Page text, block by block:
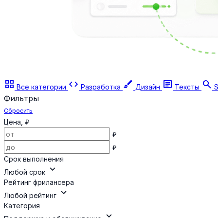
grid_view Все категории code Разработка brush Дизайн article Тексты search
Фильтры
Сбросить
Цена, ₽
₽
₽
Срок выполнения
Любой срок expand_more
Рейтинг фрилансера
Любой рейтинг expand_more
Категория